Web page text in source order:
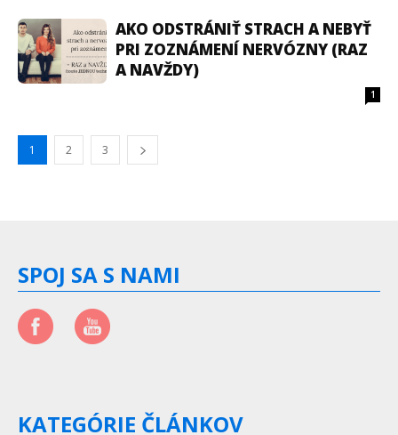
AKO ODSTRÁNIŤ STRACH A NEBYŤ
PRI ZOZNÁMENÍ NERVÓZNY (RAZ
A NAVŽDY)
1
1 2 3
SPOJ SA S NAMI
KATEGÓRIE ČLÁNKOV